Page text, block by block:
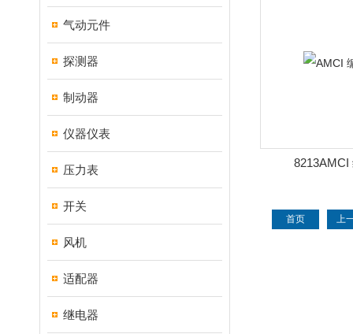
气动元件
探测器
制动器
仪器仪表
压力表
开关
风机
适配器
继电器
8213AMCI
首页 上